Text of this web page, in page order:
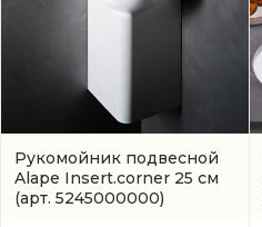
Рукомойник подвесной
Alape Insert.corner 25 см
(арт. 5245000000)